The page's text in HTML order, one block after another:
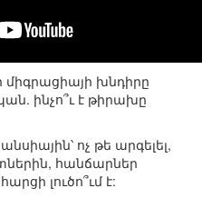
խնդիրը
ինչո՞ւ է թիրախը
ոչ թե արգելել,
հանճարներ
լուծո՞ւմ է: